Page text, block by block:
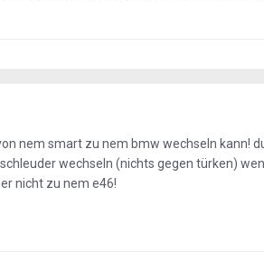
nem smart zu nem bmw wechseln kann!
wechseln (nichts gegen türken)
nicht zu nem e46!